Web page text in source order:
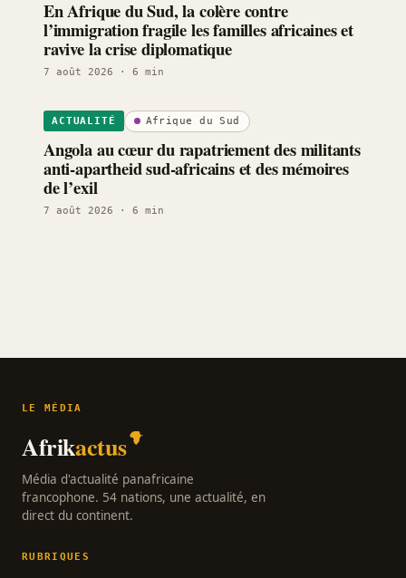
En Afrique du Sud, la colère contre
l’immigration fragile les familles africaines et
ravive la crise diplomatique
7 août 2026 · 6 min
ACTUALITÉ Afrique du Sud
Angola au cœur du rapatriement des militants
anti-apartheid sud-africains et des mémoires
de l’exil
7 août 2026 · 6 min
LE MÉDIA
Afrikactus
Média d'actualité panafricaine
francophone. 54 nations, une actualité, en
direct du continent.
RUBRIQUES